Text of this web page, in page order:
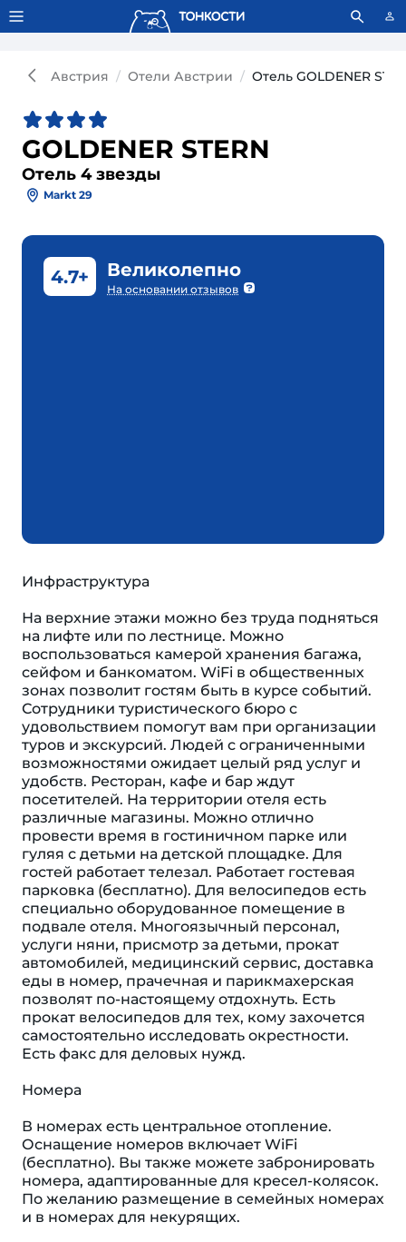
Тонкости используют сookie-файлы. Что это значит?
Австрия Отели Австрии Отель GOLDENER
GOLDENER STERN
Отель 4 звезды
Markt 29
4.7+ Великолепно
На основании отзывов
Инфраструктура
На верхние этажи можно без труда подняться
на лифте или по лестнице. Можно
воспользоваться камерой хранения багажа,
сейфом и банкоматом. WiFi в общественных
зонах позволит гостям быть в курсе событий.
Сотрудники туристического бюро с
удовольствием помогут вам при организации
туров и экскурсий. Людей с ограниченными
возможностями ожидает целый ряд услуг и
удобств. Ресторан, кафе и бар ждут
посетителей. На территории отеля есть
различные магазины. Можно отлично
провести время в гостиничном парке или
гуляя с детьми на детской площадке. Для
гостей работает телезал. Работает гостевая
парковка (бесплатно). Для велосипедов есть
специально оборудованное помещение в
подвале отеля. Многоязычный персонал,
услуги няни, присмотр за детьми, прокат
автомобилей, медицинский сервис, доставка
еды в номер, прачечная и парикмахерская
позволят по-настоящему отдохнуть. Есть
прокат велосипедов для тех, кому захочется
самостоятельно исследовать окрестности.
Есть факс для деловых нужд.
Номера
В номерах есть центральное отопление.
Оснащение номеров включает WiFi
(бесплатно). Вы также можете забронировать
номера, адаптированные для кресел-колясок.
По желанию размещение в семейных номерах
и в номерах для некурящих.